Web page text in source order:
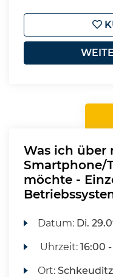
Was ich über
Smartphone/
möchte -
Datum: Di.
Uhrzeit:16:00
Ort: